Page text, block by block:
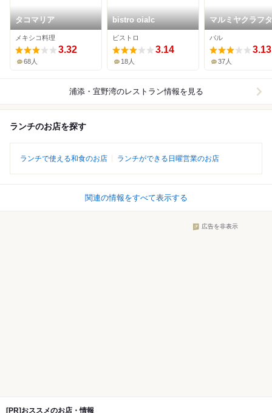
タコマリア
メキシコ料理
3.32
68人
bistro oialc
ビストロ
3.14
18人
マルミヤクラフ
バル
3.13
37人
浦添・宜野湾のレストラン情報を見る
ランチのお店を探す
ランチで使える和食のお店 ランチができる日曜営業のお店
関連の情報をすべて表示する
広告を非表示
[PR]おススメのお店・情報